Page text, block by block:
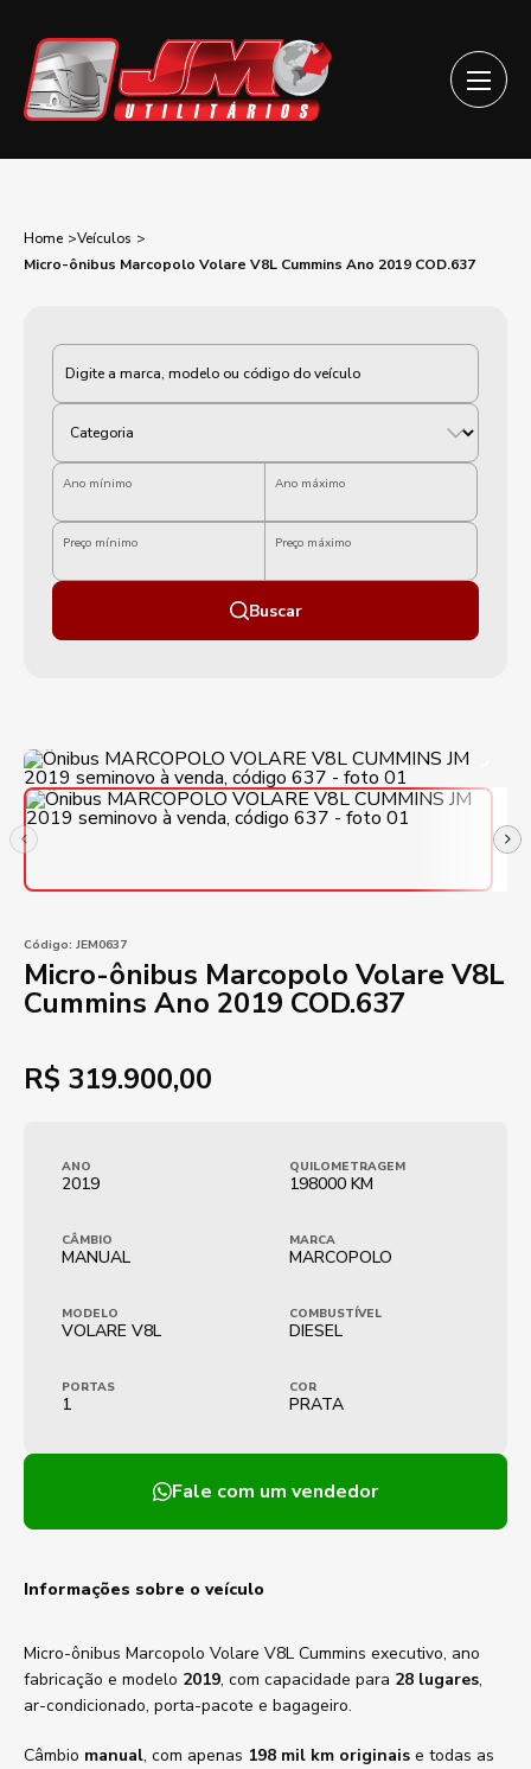
Home
Veículos
Micro-ônibus Marcopolo Volare V8L Cummins Ano 2019 COD.637
Categoria
Ano mínimo Ano máximo
Preço mínimo Preço máximo
Buscar
Código: JEM0637
Micro-ônibus Marcopolo Volare V8L
Cummins Ano 2019 COD.637
R$ 319.900,00
ANO
2019
QUILOMETRAGEM
198000 KM
CÂMBIO
MANUAL
MARCA
MARCOPOLO
MODELO
VOLARE V8L
COMBUSTÍVEL
DIESEL
PORTAS
1
COR
PRATA
Fale com um vendedor
Informações sobre o veículo
Micro-ônibus Marcopolo Volare V8L Cummins executivo, ano
fabricação e modelo 2019, com capacidade para 28 lugares,
ar-condicionado, porta-pacote e bagageiro.
Câmbio manual, com apenas 198 mil km originais e todas as